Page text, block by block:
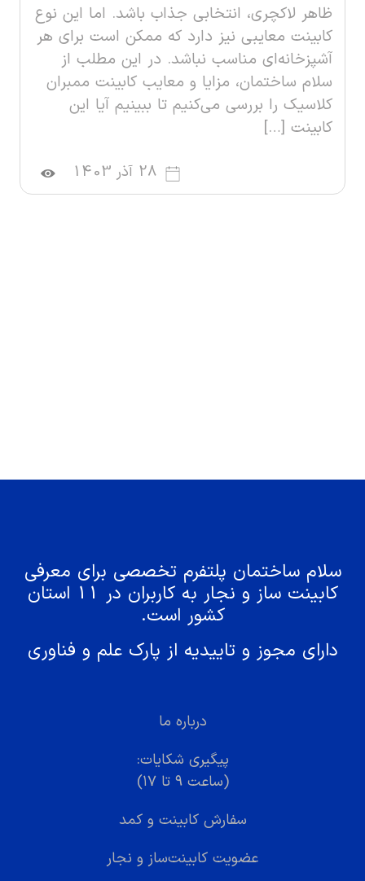
ظاهر لاکچری، انتخابی جذاب باشد. اما این نوع
کابینت معایبی نیز دارد که ممکن است برای هر
آشپزخانه‌ای مناسب نباشد. در این مطلب از
سلام ساختمان، مزایا و معایب کابینت ممبران
کلاسیک را بررسی می‌کنیم تا ببینیم آیا این
کابینت […]
28 آذر 1403
سلام ساختمان پلتفرم تخصصی برای معرفی
کابینت ساز و نجار به کاربران در 11 استان
کشور است.
دارای مجوز و تاییدیه از پارک علم و فناوری
درباره ما
پیگیری شکایات:
(ساعت ۹ تا ۱۷)
سفارش کابینت و کمد
عضویت کابینت‌ساز و نجار